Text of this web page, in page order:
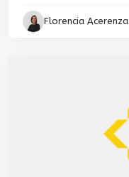
Florencia Acerenza
Sayago,